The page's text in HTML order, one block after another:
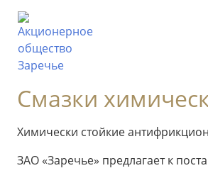
Смазки
Химически стойкие
ЗАО «Заречье» предлагает к